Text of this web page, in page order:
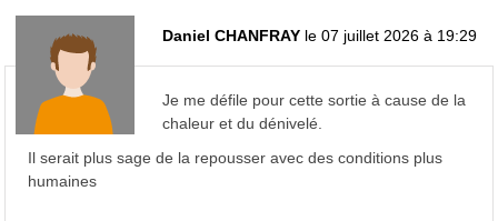
Daniel CHANFRAY le 07 juillet 2026 à 19:29
Je me défile pour cette sortie à cause de la
chaleur et du dénivelé.
Il serait plus sage de la repousser avec des conditions plus
humaines